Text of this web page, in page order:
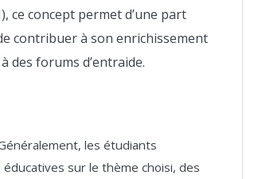
ce concept permet d’une part
contribuer à son enrichissement
des forums d’entraide.
les étudiants
sur le thème choisi, des